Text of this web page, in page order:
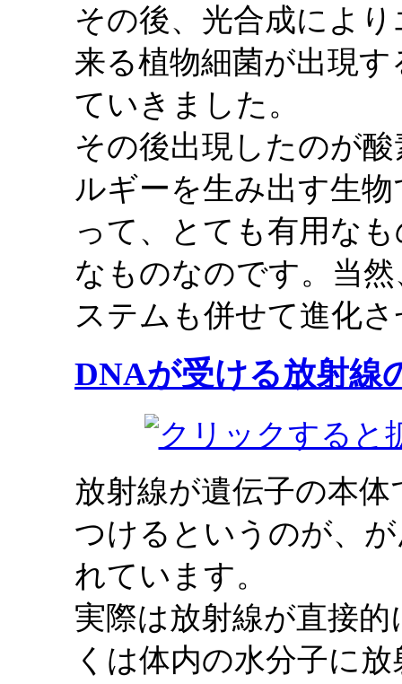
その後、光合成によ
来る植物細菌が出現
ていきました。
その後出現したのが
ルギーを生み出す生
って、とても有用な
なものなのです。当
ステムも併せて進化
DNAが受ける放射線
放射線が遺伝子の本
つけるというのが、
れています。
実際は放射線が直接
くは体内の水分子に